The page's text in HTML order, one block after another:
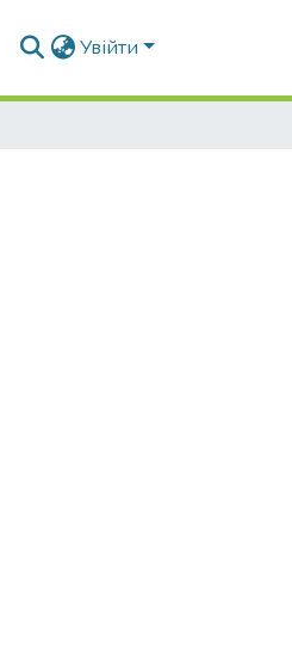
Увійти